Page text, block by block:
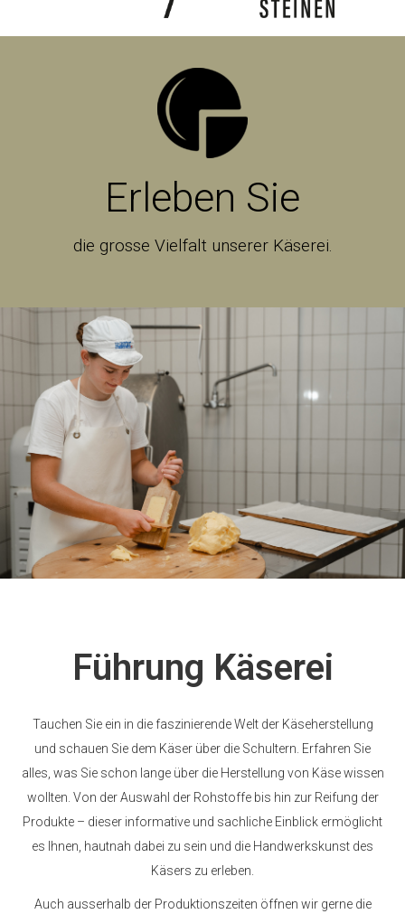
Erleben Sie
die grosse Vielfalt unserer Käserei.
Führung Käserei
Tauchen Sie ein in die faszinierende Welt der Käseherstellung
und schauen Sie dem Käser über die Schultern. Erfahren Sie
alles, was Sie schon lange über die Herstellung von Käse wissen
wollten. Von der Auswahl der Rohstoffe bis hin zur Reifung der
Produkte – dieser informative und sachliche Einblick ermöglicht
es Ihnen, hautnah dabei zu sein und die Handwerkskunst des
Käsers zu erleben.
Auch ausserhalb der Produktionszeiten öffnen wir gerne die